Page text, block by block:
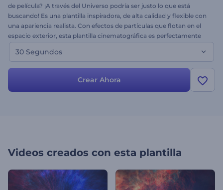
de película? ¡A través del Universo podría ser justo lo que está
buscando! Es una plantilla inspiradora, de alta calidad y flexible con
una apariencia realista. Con efectos de partículas que flotan en el
espacio exterior, esta plantilla cinematográfica es perfectamente
adecuada para aperturas de películas independientes, finales y todo
lo demás. Simplemente personalice el texto y obtenga un proyecto
30 Segundos
Crear Ahora
Videos creados con esta plantilla